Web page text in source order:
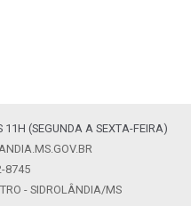
11H (SEGUNDA A SEXTA-FEIRA)
8745
- SIDROLÂNDIA/MS